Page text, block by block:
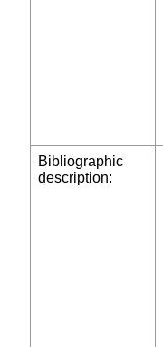
Bibliographic
description: